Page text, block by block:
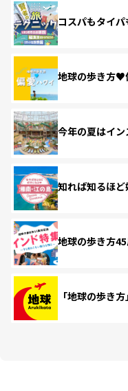
コスパもタイ
地球の歩き方♥
今年の夏はイン
知れば知るほ
地球の歩き方
「地球の歩き